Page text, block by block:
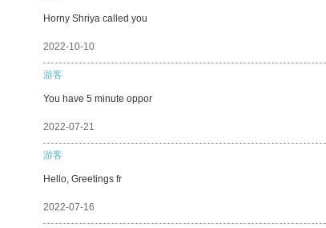
Horny Shriya called you
2022-10-10
游客
You have 5 minute oppor
2022-07-21
游客
Hello, Greetings fr
2022-07-16